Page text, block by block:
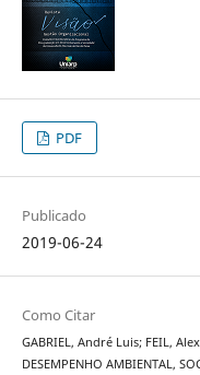
PDF
Publicado
2019-06-24
Como Citar
GABRIEL, André Luis; FEIL,
DESEMPENHO AMBIENTAL,